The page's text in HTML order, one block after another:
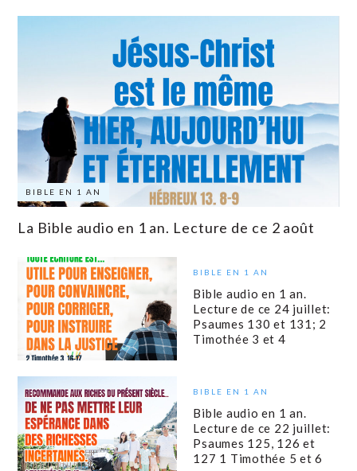
BIBLE EN 1 AN
La Bible audio en 1 an. Lecture de ce 2 août
BIBLE EN 1 AN
Bible audio en 1 an.
Lecture de ce 24 juillet:
Psaumes 130 et 131; 2
Timothée 3 et 4
BIBLE EN 1 AN
Bible audio en 1 an.
Lecture de ce 22 juillet:
Psaumes 125, 126 et
127 1 Timothée 5 et 6